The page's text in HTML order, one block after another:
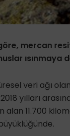
mercan
veri ağı
yılları
alan 11.700